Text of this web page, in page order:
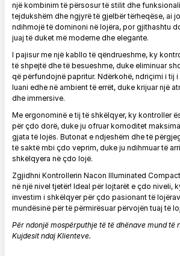
një kombinim të përsosur të stilit dhe
tejdukshëm dhe ngjyrë të gjelbër tërheqëse, ai
ndihmojë të dominoni në lojëra, por gjithashtu
juaj të duket më moderne dhe elegante.
I pajisur me një kabllo të qëndrueshme, ky
të shpejtë dhe të besueshme, duke eliminuar
që përfundojnë papritur. Ndërkohë, ndriçimi i tij
luani edhe në ambient të errët, duke krijuar një
dhe immersive.
Me ergonominë e tij të shkëlqyer, ky kontroller
për çdo dorë, duke ju ofruar komoditet
gjata të lojës. Butonat e ndjeshëm dhe të
të saktë mbi çdo veprim, duke ju ndihmuar të
shkëlqyera në çdo lojë.
Zgjidhni Kontrollerin Nacon Illuminated
në një nivel tjetër! Ideal për lojtarët e çdo niveli,
investim i shkëlqyer për çdo pasionant të
mundësinë për të përmirësuar përvojën tuaj të
Për ndonjë mospërputhje të të dhënave mund të
Kujdesit ndaj Klienteve.